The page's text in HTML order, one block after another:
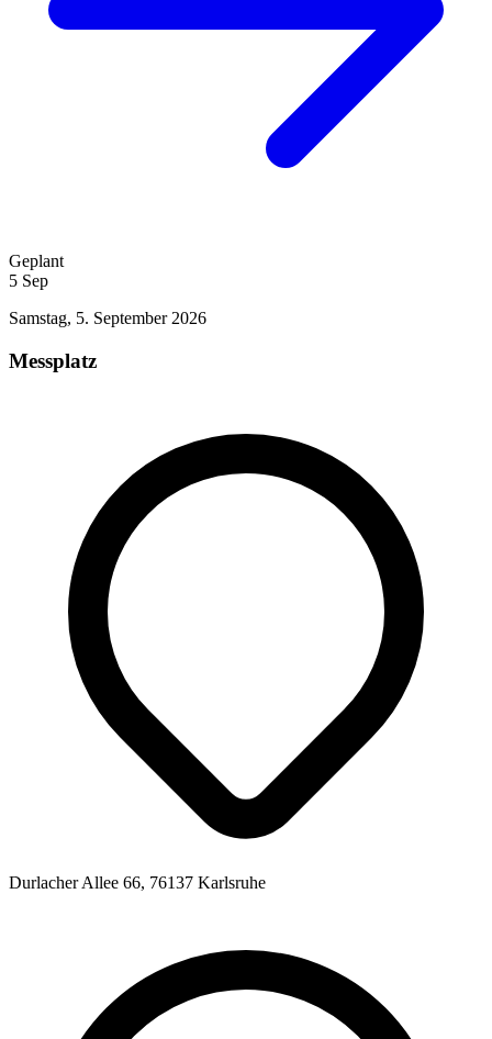
Geplant
5 Sep
Samstag, 5. September 2026
Messplatz
Durlacher Allee 66, 76137 Karlsruhe